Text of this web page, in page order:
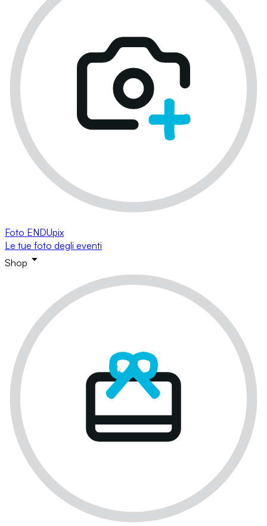
Foto ENDUpix
Le tue foto degli eventi
Shop